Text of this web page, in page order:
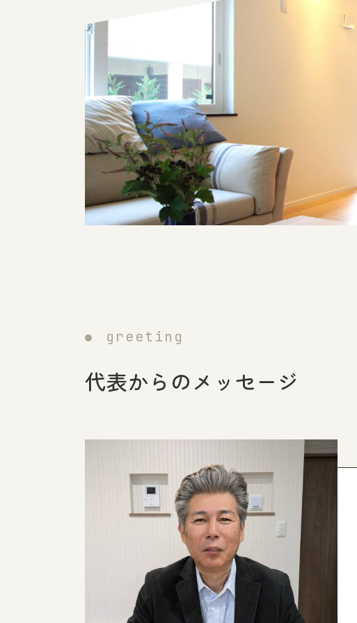
greeting
代表からのメッセージ